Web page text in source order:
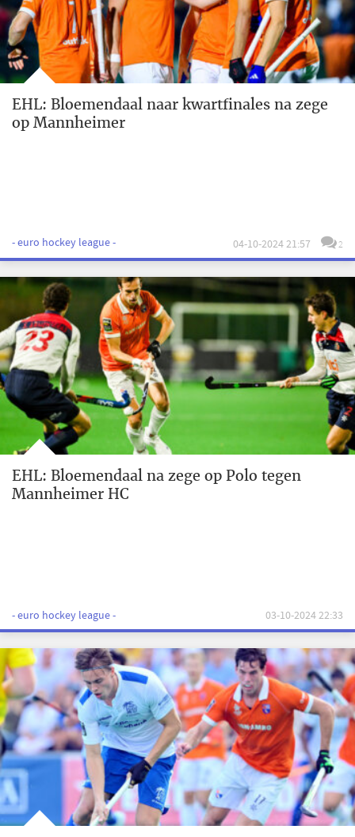
EHL: Bloemendaal naar kwartfinales na zege
op Mannheimer
- euro hockey league - 04-10-2024 21:57 2
EHL: Bloemendaal na zege op Polo tegen
Mannheimer HC
- euro hockey league - 03-10-2024 22:33